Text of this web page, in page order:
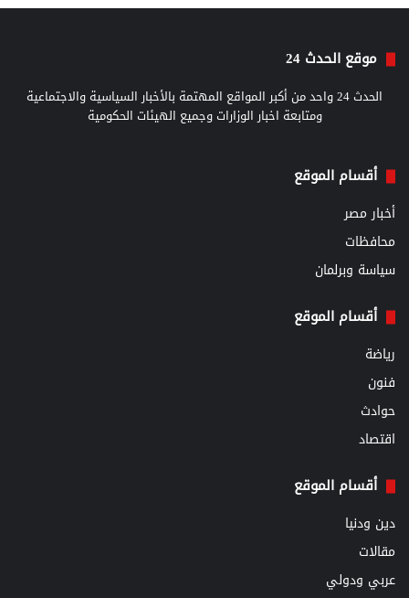
موقع الحدث 24
الحدث 24 واحد من أكبر المواقع المهتمة بالأخبار السياسية والاجتماعية
ومتابعة اخبار الوزارات وجميع الهيئات الحكومية
أقسام الموقع
أخبار مصر
محافظات
سياسة وبرلمان
أقسام الموقع
رياضة
فنون
حوادث
اقتصاد
أقسام الموقع
دين ودنيا
مقالات
عربي ودولي